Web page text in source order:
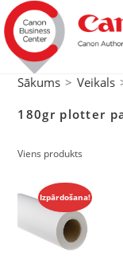
Sākums > Veikals
180gr plotter
Viens produkts
Izpārdošana!